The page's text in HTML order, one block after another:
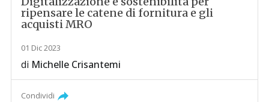
ripensare le catene di fornitura e gli
acquisti MRO
01 Dic 2023
di Michelle Crisantemi
Condividi